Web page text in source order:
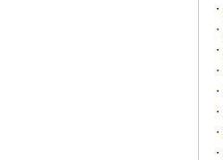
・
・
・
・
・
・
・
・